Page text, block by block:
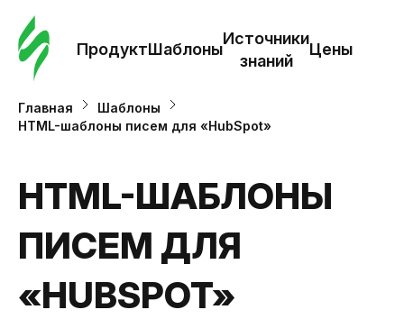
ПродуктШаблоны
Источники
знаний
Цены
Главная
Шаблоны
HTML-шаблоны писем для «HubSpot»
HTML-ШАБЛОНЫ
ПИСЕМ ДЛЯ
«HUBSPOT»